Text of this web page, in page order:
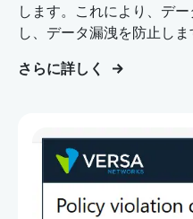
します。これにより、デ
し、データ漏洩を防止しま
さらに詳しく